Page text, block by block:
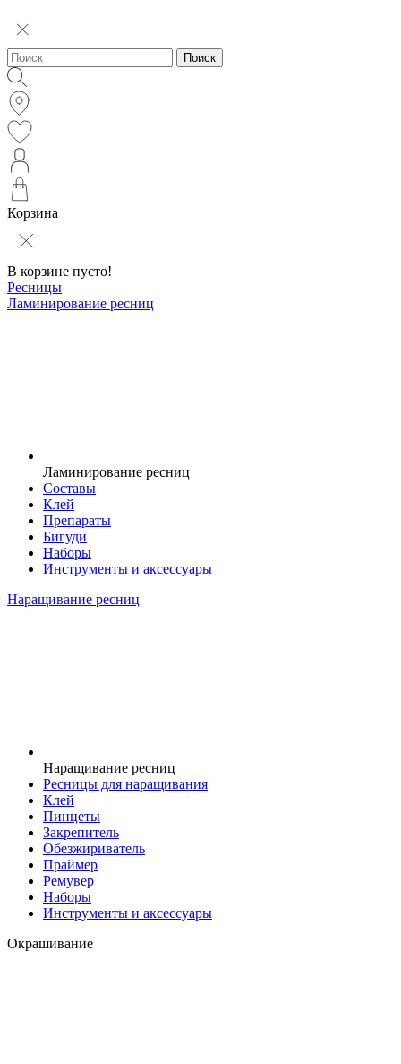
Поиск
Корзина
В корзине пусто!
Ресницы
Ламинирование ресниц
Ламинирование ресниц
Составы
Клей
Препараты
Бигуди
Наборы
Инструменты и аксессуары
Наращивание ресниц
Наращивание ресниц
Ресницы для наращивания
Клей
Пинцеты
Закрепитель
Обезжириватель
Праймер
Ремувер
Наборы
Инструменты и аксессуары
Окрашивание